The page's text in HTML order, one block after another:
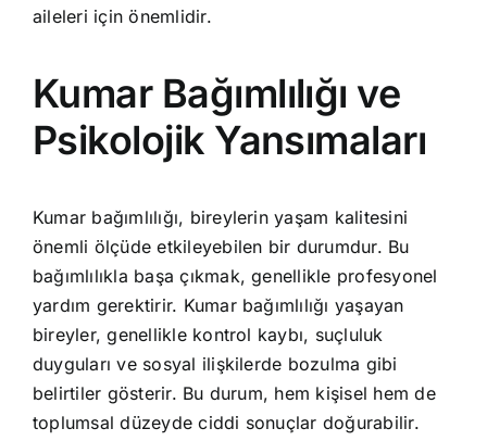
aileleri için önemlidir.
Kumar Bağımlılığı ve
Psikolojik Yansımaları
Kumar bağımlılığı, bireylerin yaşam kalitesini
önemli ölçüde etkileyebilen bir durumdur. Bu
bağımlılıkla başa çıkmak, genellikle profesyonel
yardım gerektirir. Kumar bağımlılığı yaşayan
bireyler, genellikle kontrol kaybı, suçluluk
duyguları ve sosyal ilişkilerde bozulma gibi
belirtiler gösterir. Bu durum, hem kişisel hem de
toplumsal düzeyde ciddi sonuçlar doğurabilir.